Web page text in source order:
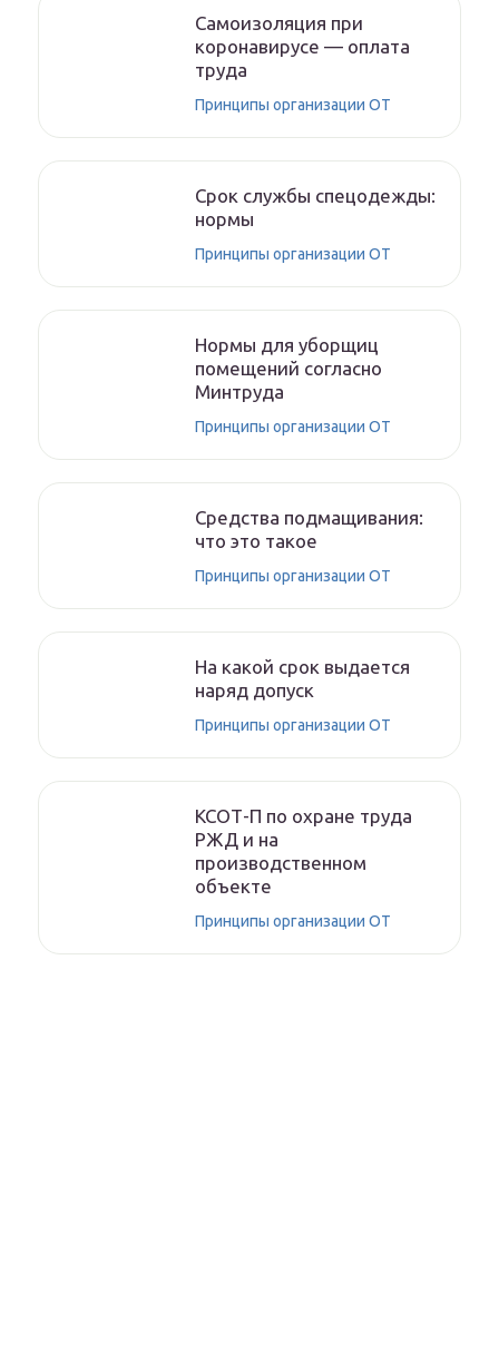
Самоизоляция при
коронавирусе — оплата
труда
Принципы организации ОТ
Срок службы спецодежды:
нормы
Принципы организации ОТ
Нормы для уборщиц
помещений согласно
Минтруда
Принципы организации ОТ
Средства подмащивания:
что это такое
Принципы организации ОТ
На какой срок выдается
наряд допуск
Принципы организации ОТ
КСОТ-П по охране труда
РЖД и на
производственном
объекте
Принципы организации ОТ